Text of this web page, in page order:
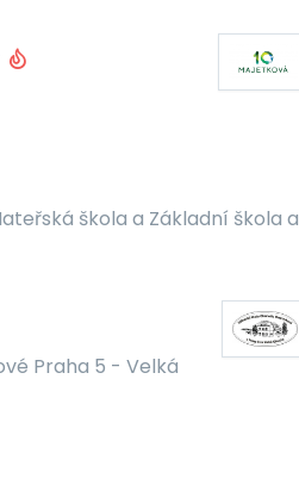
škola a Základní škola a
Praha 5 - Velká